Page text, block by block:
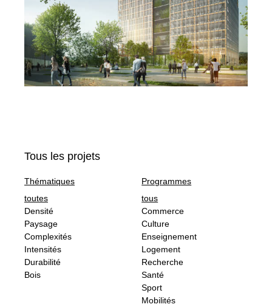
Tous les projets
Thématiques
toutes
Densité
Paysage
Complexités
Intensités
Durabilité
Bois
Programmes
tous
Commerce
Culture
Enseignement
Logement
Recherche
Santé
Sport
Mobilités